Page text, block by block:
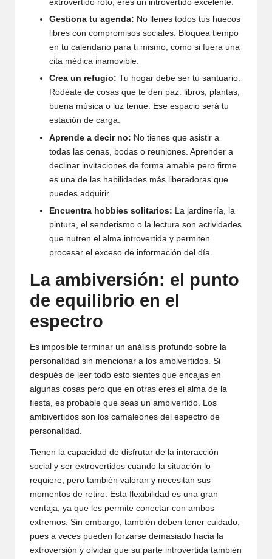
extrovertido roto; eres un introvertido excelente.
Gestiona tu agenda: No llenes todos tus huecos
libres con compromisos sociales. Bloquea tiempo
en tu calendario para ti mismo, como si fuera una
cita médica inamovible.
Crea un refugio: Tu hogar debe ser tu santuario.
Rodéate de cosas que te den paz: libros, plantas,
buena música o luz tenue. Ese espacio será tu
estación de carga.
Aprende a decir no: No tienes que asistir a
todas las cenas, bodas o reuniones. Aprender a
declinar invitaciones de forma amable pero firme
es una de las habilidades más liberadoras que
puedes adquirir.
Encuentra hobbies solitarios: La jardinería, la
pintura, el senderismo o la lectura son actividades
que nutren el alma introvertida y permiten
procesar el exceso de información del día.
La ambiversión: el punto
de equilibrio en el
espectro
Es imposible terminar un análisis profundo sobre la
personalidad sin mencionar a los ambivertidos. Si
después de leer todo esto sientes que encajas en
algunas cosas pero que en otras eres el alma de la
fiesta, es probable que seas un ambivertido. Los
ambivertidos son los camaleones del espectro de
personalidad.
Tienen la capacidad de disfrutar de la interacción
social y ser extrovertidos cuando la situación lo
requiere, pero también valoran y necesitan sus
momentos de retiro. Esta flexibilidad es una gran
ventaja, ya que les permite conectar con ambos
extremos. Sin embargo, también deben tener cuidado,
pues a veces pueden forzarse demasiado hacia la
extroversión y olvidar que su parte introvertida también